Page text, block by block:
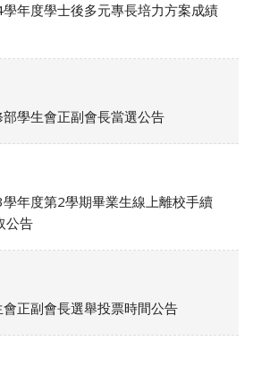
學年度學士後多元專長培力方案成績
學生會正副會長當選公告
學年度第2學期畢業生線上離校手續
公告
正副會長選舉投票時間公告